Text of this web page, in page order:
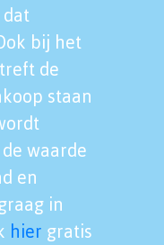
bij het
de
staan
waarde
en
in
hier gratis